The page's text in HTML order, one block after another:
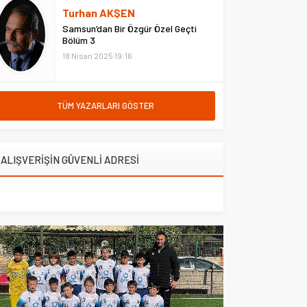
Adliyesi’nde çıkan yangına
müdahale eden Çarşı ve
Mahalle...
Turhan AKŞEN
Samsun’dan Bir Özgür Özel Geçti
Bölüm 3
18 Nisan 2025 19:16
TÜM YAZARLARI GÖSTER
ALIŞVERİŞİN GÜVENLİ ADRESİ